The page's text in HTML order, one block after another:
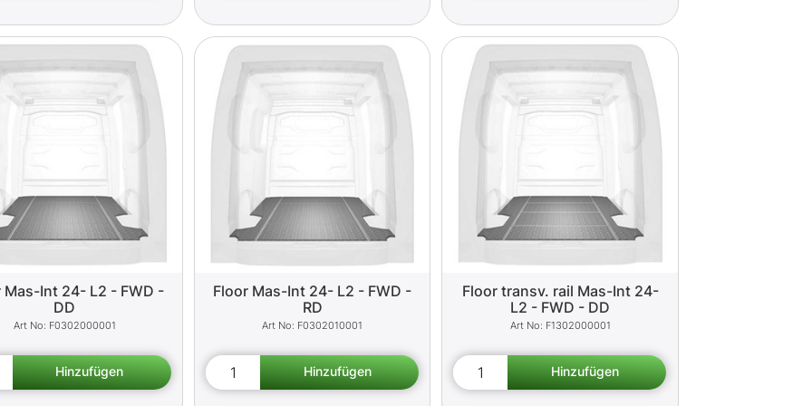
Mas-Int 24- L2 - FWD -
DD
F0302000001
Floor Mas-Int 24- L2 - FWD -
RD
F0302010001
Floor transv. rail Mas-Int 24-
L2 - FWD - DD
F1302000001